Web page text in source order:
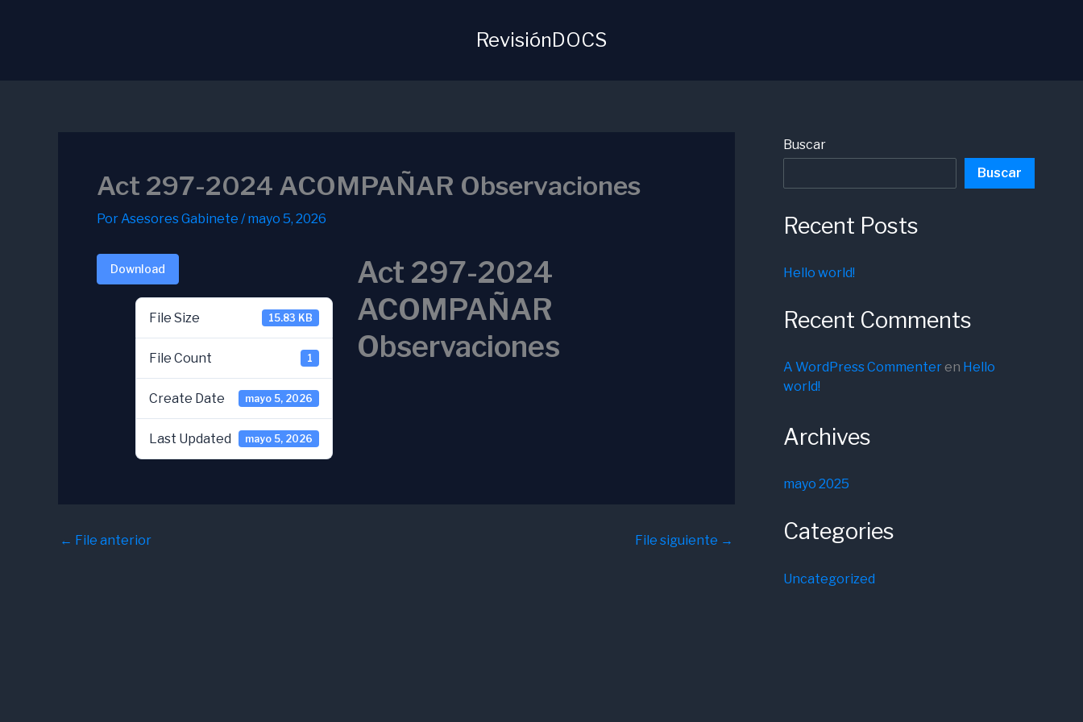
RevisiónDOCS
Act 297-2024 ACOMPAÑAR Observaciones
PorAsesores Gabinete /mayo 5, 2026
Download
File Size 15.83 KB
File Count 1
Create Date mayo 5, 2026
Last Updated mayo 5, 2026
Act 297-2024
ACOMPAÑAR
Observaciones
← File anterior File siguiente →
Buscar
Buscar
Recent Posts
Hello world!
Recent Comments
A WordPress Commenteren Hello
world!
Archives
mayo 2025
Categories
Uncategorized